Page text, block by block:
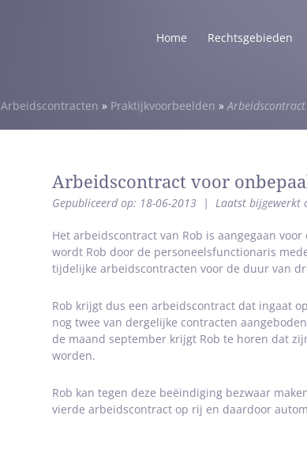
Home Rechtsgebieden
Arbeidscontracten » Praktijkvoorbeelden »
Arbeidscontract voor
Gepubliceerd op: 18-06-2013 | Laatst bijgewerkt
Het arbeidscontract van Rob is aangegaan
wordt Rob door de personeelsfunctionaris
tijdelijke arbeidscontracten voor de duur van
Rob krijgt dus een arbeidscontract dat ingaat
nog twee van dergelijke contracten
de maand september krijgt Rob te horen dat
worden.
Rob kan tegen deze beëindiging bezwaar
vierde arbeidscontract op rij en daardoor